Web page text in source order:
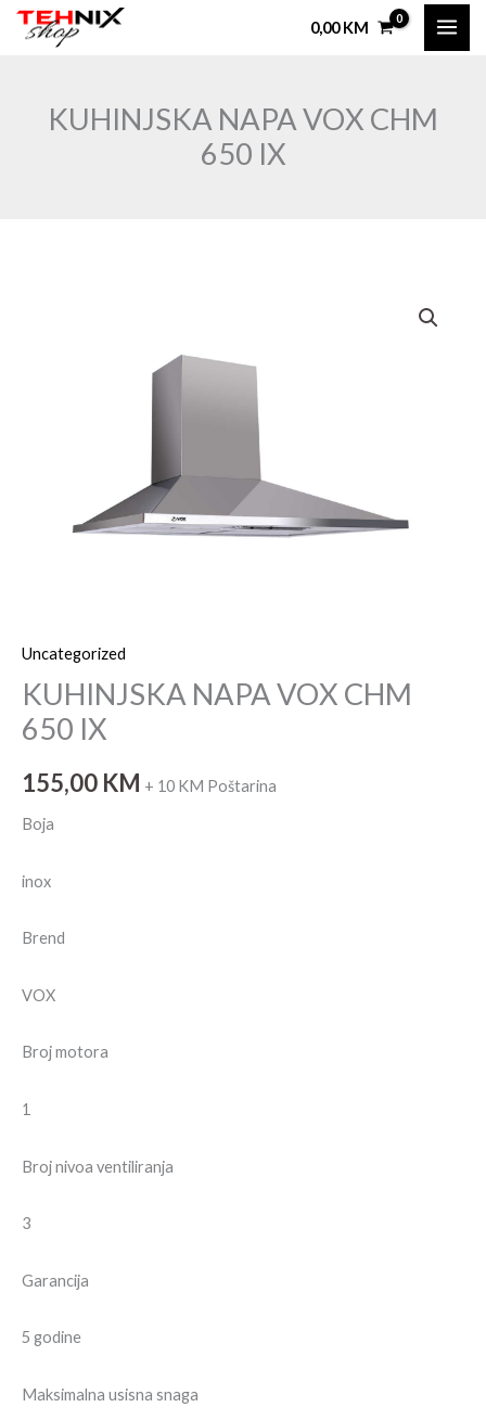
Skip
0,00KM
KUHINJSKA NAPA VOX CHM
650 IX
Uncategorized
KUHINJSKA NAPA VOX CHM
650 IX
155,00 KM + 10 KM Poštarina
Boja
inox
Brend
VOX
Broj motora
1
Broj nivoa ventiliranja
3
Garancija
5 godine
Maksimalna usisna snaga